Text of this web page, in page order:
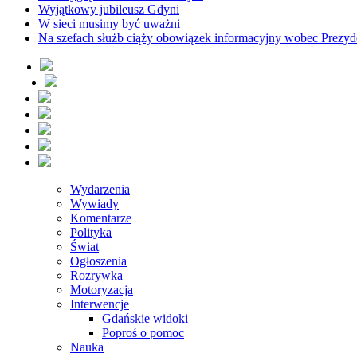
Wyjątkowy jubileusz Gdyni
W sieci musimy być uważni
Na szefach służb ciąży obowiązek informacyjny wobec
Wydarzenia
Wywiady
Komentarze
Polityka
Świat
Ogłoszenia
Rozrywka
Motoryzacja
Interwencje
Gdańskie widoki
Poproś o pomoc
Nauka